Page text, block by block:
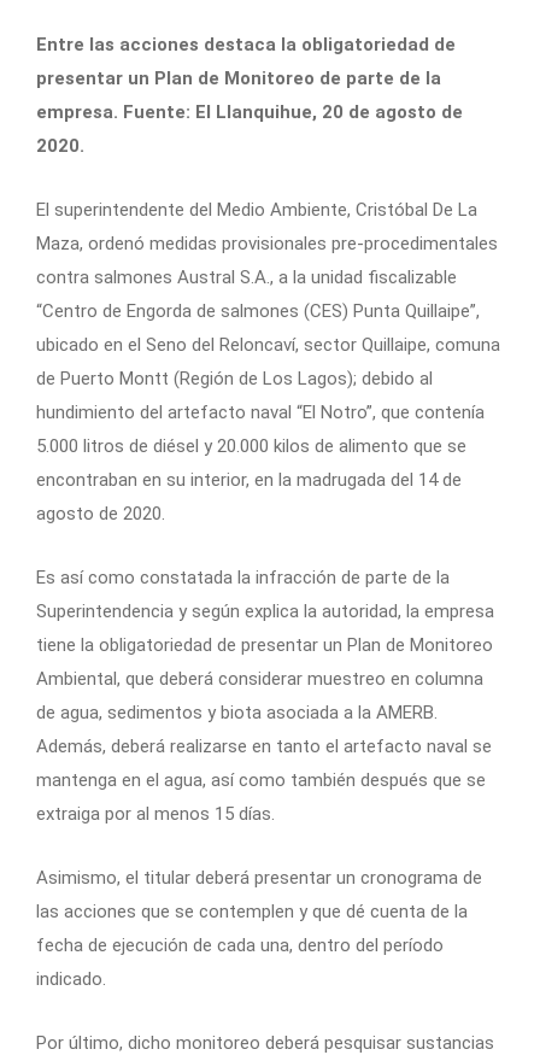
Entre las acciones destaca la obligatoriedad de
presentar un Plan de Monitoreo de parte de la
empresa. Fuente: El Llanquihue, 20 de agosto de
2020.
El superintendente del Medio Ambiente, Cristóbal De La
Maza, ordenó medidas provisionales pre-procedimentales
contra salmones Austral S.A., a la unidad fiscalizable
“Centro de Engorda de salmones (CES) Punta Quillaipe”,
ubicado en el Seno del Reloncaví, sector Quillaipe, comuna
de Puerto Montt (Región de Los Lagos); debido al
hundimiento del artefacto naval “El Notro”, que contenía
5.000 litros de diésel y 20.000 kilos de alimento que se
encontraban en su interior, en la madrugada del 14 de
agosto de 2020.
Es así como constatada la infracción de parte de la
Superintendencia y según explica la autoridad, la empresa
tiene la obligatoriedad de presentar un Plan de Monitoreo
Ambiental, que deberá considerar muestreo en columna
de agua, sedimentos y biota asociada a la AMERB.
Además, deberá realizarse en tanto el artefacto naval se
mantenga en el agua, así como también después que se
extraiga por al menos 15 días.
Asimismo, el titular deberá presentar un cronograma de
las acciones que se contemplen y que dé cuenta de la
fecha de ejecución de cada una, dentro del período
indicado.
Por último, dicho monitoreo deberá pesquisar sustancias